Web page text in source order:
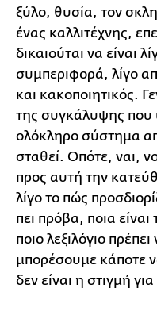
ξύλο, θυσία, τον
ένας καλλιτέχνης,
δικαιούται να είναι
συμπεριφορά, λίγο
και κακοποιητικός.
της συγκάλυψης που
ολόκληρο σύστημα
σταθεί. Οπότε, ναι,
προς αυτή την
λίγο το πώς
πει πρόβα, ποια
ποιο λεξιλόγιο
μπορέσουμε κάποτε
δεν είναι η στιγμή